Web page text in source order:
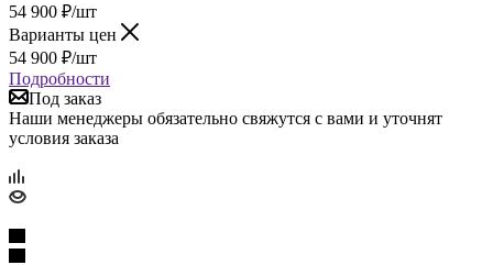
54 900 ₽/шт
Варианты цен
54 900 ₽/шт
Подробности
Под заказ
Наши менеджеры обязательно свяжутся с вами и уточнят
условия заказа